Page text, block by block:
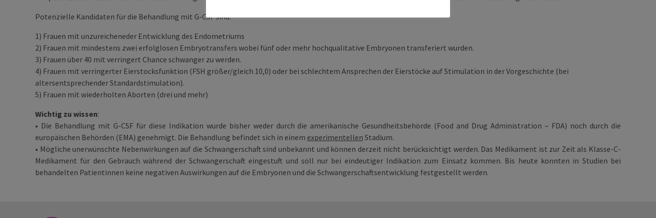
Potenzielle Kandidaten für die Behandlung mit G-CSF sind:
1) Frauen mit unzureicheneder Entwicklung des Endometriums
2) Frauen mit mindestens zwei erfolglosen Embryotransfers wobei fünf oder mehr hochqualitative Embryonen transferiert wurden.
3) Frauen über 40 mit verringert Chance schwanger zu werden.
4) Frauen mit verringerter Eierstocksfunktion (FSH größer/gleich 10,0) oder bei schlechtem Ansprechen der Eierstöcke auf Stimulation in der Vorgeschichte (bei
altersentsprechender Standardstimulation).
5) Frauen mit wiederholten Aborten (drei und mehr)
Wichtig zu wissen:
• Die Behandlung mit G-CSF für diese Indikation wurde bisher weder durch die amerikanische Gesundheitsbehörde (Food and Drug Administration – FDA) noch durch die
europäischen Behörden (EMA) genehmigt. Die Behandlung befindet sich in einem experimentellen Stadium.
• Mögliche unerwünschte Nebenwirkungen auf die Schwangerschaft sind unbekannt und können derzeit nicht berücksichtigt werden. Das Medikament ist zur Zeit als Klasse-C-
Medikament für den Gebrauch während der Schwangerschaft eingestuft und soll nur bei eindeutiger Indikation zum Einsatz kommen. Bis heute konnten in Studien bei
behandelten Patientinnen keine negativen Auswirkungen auf die Embryonen und die Schwangerschaftsentwicklung festgestellt werden.